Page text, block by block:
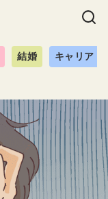
結婚 キャリア